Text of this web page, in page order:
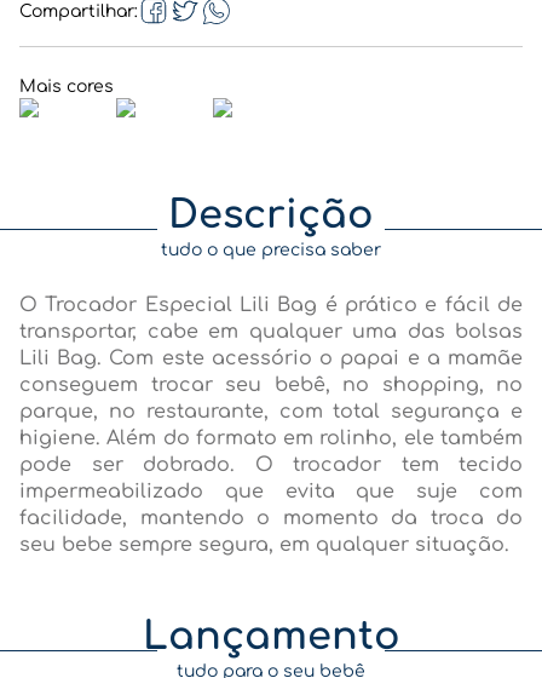
Compartilhar
Descrição
tudo o que precisa saber
O Trocador Especial Lili Bag é prático e fácil de
transportar, cabe em qualquer uma das bolsas
Lili Bag. Com este acessório o papai e a mamãe
conseguem trocar seu bebê, no shopping, no
parque, no restaurante, com total segurança e
higiene. Além do formato em rolinho, ele também
pode ser dobrado. O trocador tem tecido
impermeabilizado que evita que suje com
facilidade, mantendo o momento da troca do
seu bebe sempre segura, em qualquer situação.
Lançamento
tudo para o seu bebê